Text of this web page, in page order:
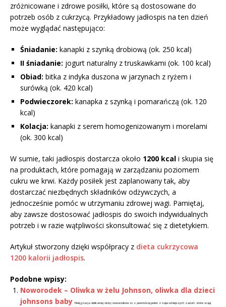
zróżnicowane i zdrowe posiłki, które są dostosowane do
potrzeb osób z cukrzycą. Przykładowy jadłospis na ten dzień
może wyglądać następująco:
Śniadanie: kanapki z szynką drobiową (ok. 250 kcal)
II śniadanie: jogurt naturalny z truskawkami (ok. 100 kcal)
Obiad: bitka z indyka duszona w jarzynach z ryżem i
surówką (ok. 420 kcal)
Podwieczorek: kanapka z szynką i pomarańczą (ok. 120
kcal)
Kolacja: kanapki z serem homogenizowanym i morelami
(ok. 300 kcal)
W sumie, taki jadłospis dostarcza około 1200 kcal i skupia się
na produktach, które pomagają w zarządzaniu poziomem
cukru we krwi. Każdy posiłek jest zaplanowany tak, aby
dostarczać niezbędnych składników odżywczych, a
jednocześnie pomóc w utrzymaniu zdrowej wagi. Pamiętaj,
aby zawsze dostosować jadłospis do swoich indywidualnych
potrzeb i w razie wątpliwości skonsultować się z dietetykiem.
Artykuł stworzony dzięki współpracy z dieta cukrzycowa
1200 kalorii jadłospis.
Podobne wpisy:
Noworodek – Oliwka w żelu Johnson, oliwka dla dzieci
johnsons baby Pielęgnacja delikatnej skóry noworodków to z pewnością jeden z najważniejszych zadań, które stają